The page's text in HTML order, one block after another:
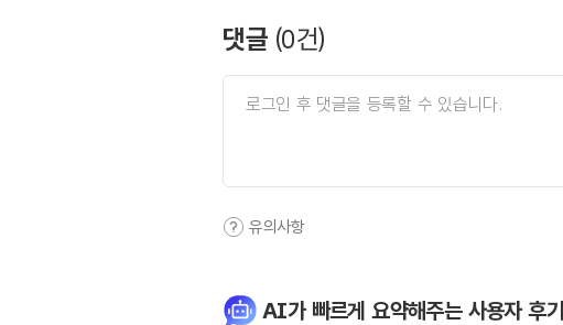
댓글 (0건)
유의사항
AI가 빠르게 요약해주는 사용자 후